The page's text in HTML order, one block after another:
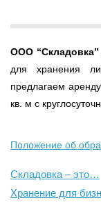
ООО “Складовка”
для хранения
предлагаем
кв. м с
Положение об
Складовка – это…
Хранение для